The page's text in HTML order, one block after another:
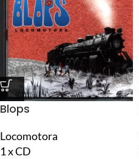
Blops
Locomotora
1 x CD